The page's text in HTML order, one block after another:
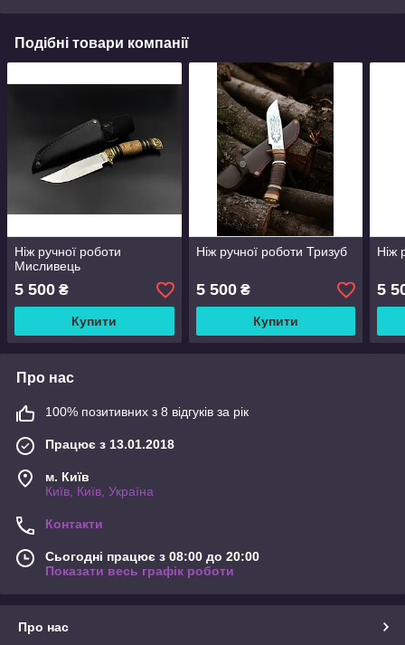
Подібні товари компанії
Ніж ручної роботи
Мисливець
5 500 ₴
Купити
Ніж ручної роботи Тризуб
5 500₴
Купити
Ніж
5
Про нас
100% позитивних з 8 відгуків за рік
Працює з 13.01.2018
м. Київ
Київ, Київ, Україна
Контакти
Сьогодні працює з 08:00 до 20:00
Показати весь графік роботи
Про нас